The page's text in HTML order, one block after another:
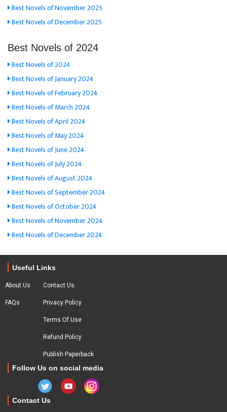
Best Novels of November 2025
Best Novels of December 2025
Best Novels of 2024
Best Novels of 2024
Best Novels of January 2024
Best Novels of February 2024
Best Novels of March 2024
Best Novels of April 2024
Best Novels of May 2024
Best Novels of June 2024
Best Novels of July 2024
Best Novels of August 2024
Best Novels of September 2024
Best Novels of October 2024
Best Novels of November 2024
Best Novels of December 2024
Useful Links
About Us
FAQs
Contact Us
Privacy Policy
Terms Of Use
Refund Policy
Publish Paperback
Follow Us on social media
Contact Us